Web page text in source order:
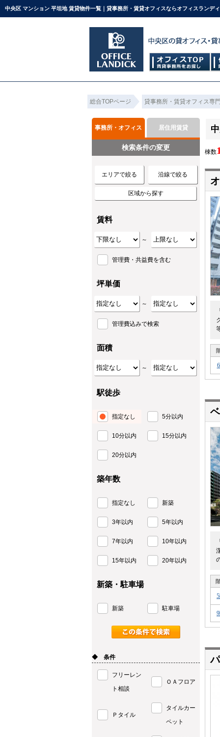
中央区 マンション 平坦地 賃貸物件一覧｜貸事務所・賃貸オフィスならオフィスランデ
総合TOPページ 貸事務所・賃貸オフィス専
棟数
事務所・オフィス 居住用賃貸
検索条件の変更
エリアで絞る 沿線で絞る
区域から探す
賃料
～
管理費・共益費を含む
坪単価
～
管理費込みで検索
面積
～
駅徒歩
指定なし 5分以内
10分以内 15分以内
20分以内
築年数
指定なし 新築
3年以内 5年以内
7年以内 10年以内
15年以内 20年以内
新築・駐車場
新築 駐車場
◆ 条件
フリーレン
ト相談
ＯＡフロア
Ｐタイル
タイルカー
ペット